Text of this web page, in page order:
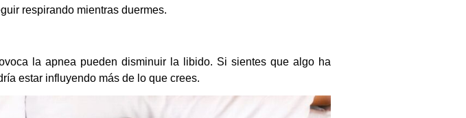
respirando mientras duermes.
la apnea pueden disminuir la libido. Si sientes que algo ha
estar influyendo más de lo que crees.